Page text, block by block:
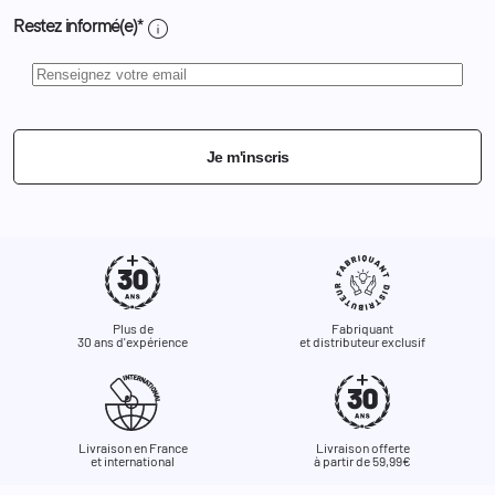
Restez informé(e)* info
Je m'inscris
Plus de
30 ans d'expérience
Fabriquant
et distributeur exclusif
Livraison en France
et international
Livraison offerte
à partir de 59,99€